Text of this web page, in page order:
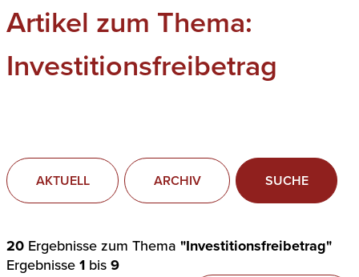
Artikel zum Thema:
Investitionsfreibetrag
AKTUELL ARCHIV SUCHE
20 Ergebnisse zum Thema "Investitionsfreibetrag"
Ergebnisse1 bis9